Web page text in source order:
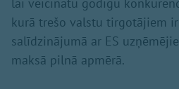
lai veicinātu godīgu
kurā trešo valstu tirgotājiem
salīdzinājumā ar ES
maksā pilnā apmērā.